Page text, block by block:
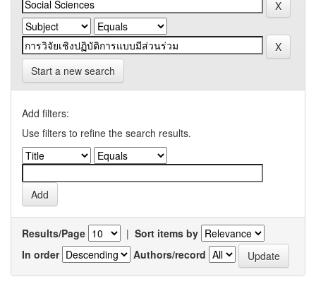
Start a new search
Add filters:
Use filters to refine the search results.
Results/Page | Sort items by
In order
Authors/record